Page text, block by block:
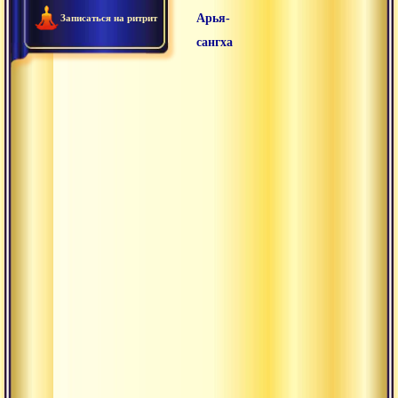
Записаться на ритрит
Арья-
сангха